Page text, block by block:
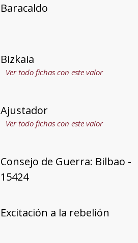
Baracaldo
Bizkaia
Ver todo fichas con este valor
Ajustador
Ver todo fichas con este valor
Consejo de Guerra: Bilbao -
15424
Excitación a la rebelión